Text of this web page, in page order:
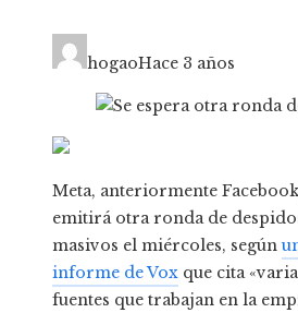
hogaoHace 3 años
Meta, anteriormente
emitirá otra ronda de
masivos el miércoles, según
informe de Vox que cita
fuentes que trabajan en la